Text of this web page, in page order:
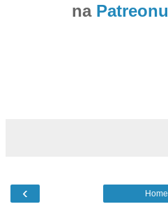
na Patreonu
‹ Home